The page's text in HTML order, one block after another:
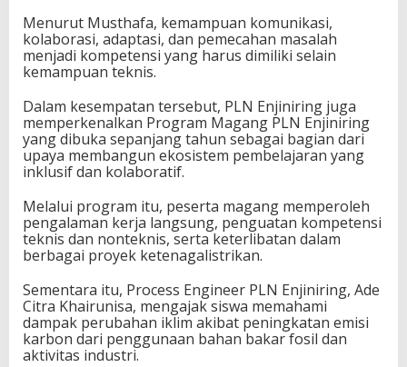
Menurut Musthafa, kemampuan komunikasi,
kolaborasi, adaptasi, dan pemecahan masalah
menjadi kompetensi yang harus dimiliki selain
kemampuan teknis.
Dalam kesempatan tersebut, PLN Enjiniring juga
memperkenalkan Program Magang PLN Enjiniring
yang dibuka sepanjang tahun sebagai bagian dari
upaya membangun ekosistem pembelajaran yang
inklusif dan kolaboratif.
Melalui program itu, peserta magang memperoleh
pengalaman kerja langsung, penguatan kompetensi
teknis dan nonteknis, serta keterlibatan dalam
berbagai proyek ketenagalistrikan.
Sementara itu, Process Engineer PLN Enjiniring, Ade
Citra Khairunisa, mengajak siswa memahami
dampak perubahan iklim akibat peningkatan emisi
karbon dari penggunaan bahan bakar fosil dan
aktivitas industri.